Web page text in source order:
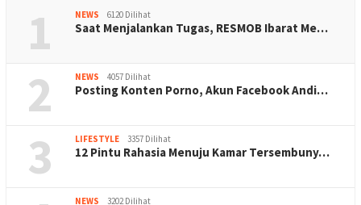
1 NEWS 6120 Dilihat
Saat Menjalankan Tugas, RESMOB Ibarat Me…
2 NEWS 4057 Dilihat
Posting Konten Porno, Akun Facebook Andi…
3 LIFESTYLE 3357 Dilihat
12 Pintu Rahasia Menuju Kamar Tersembuny…
NEWS 3202 Dilihat